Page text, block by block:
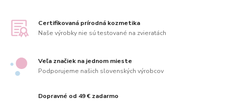
Certifikovaná prírodná kozmetika
Naše výrobky nie sú testované na zvieratách
Veľa značiek na jednom mieste
Podporujeme našich slovenských výrobcov
Dopravné od 49 € zadarmo